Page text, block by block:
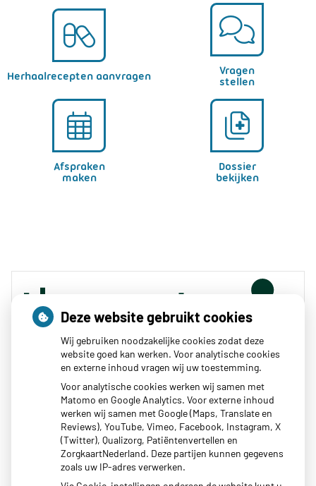
Herhaalrecepten aanvragen
Vragen
stellen
Afspraken
maken
Dossier
bekijken
Zoeken
of zoek op lichaam
Betrouwbare informatie over ziekte en gezondheid
Deze website gebruikt cookies
Wij gebruiken noodzakelijke cookies zodat deze
website goed kan werken. Voor analytische cookies
en externe inhoud vragen wij uw toestemming.
Voor analytische cookies werken wij samen met
Matomo en Google Analytics. Voor externe inhoud
werken wij samen met Google (Maps, Translate en
Reviews), YouTube, Vimeo, Facebook, Instagram, X
(Twitter), Qualizorg, Patiëntenvertellen en
ZorgkaartNederland. Deze partijen kunnen gegevens
zoals uw IP-adres verwerken.